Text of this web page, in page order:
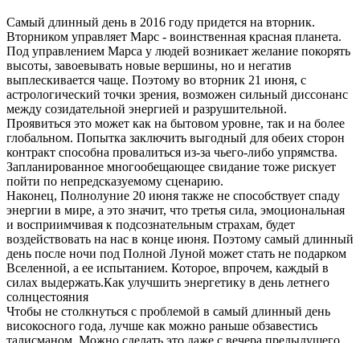
Самый длинный день в 2016 году придется на вторник.
Вторником управляет Марс - воинственная красная планета.
Под управлением Марса у людей возникает желание покорять
высоты, завоевывать новые вершины, но и негатив
выплескивается чаще. Поэтому во вторник 21 июня, с
астрологический точки зрения, возможен сильный диссонанс
между созидательной энергией и разрушительной.
Проявиться это может как на бытовом уровне, так и на более
глобальном. Попытка заключить выгодный для обеих сторон
контракт способна провалиться из-за чьего-либо упрямства.
Запланированное многообещающее свидание тоже рискует
пойти по непредсказуемому сценарию.
Наконец, Полнолуние 20 июня также не способствует спаду
энергии в мире, а это значит, что третья сила, эмоциональная
и восприимчивая к подсознательным страхам, будет
воздействовать на нас в конце июня. Поэтому самый длинный
день после ночи под Полной Луной может стать не подарком
Вселенной, а ее испытанием. Которое, впрочем, каждый в
силах выдержать.Как улучшить энергетику в день летнего
солнцестояния
Чтобы не столкнуться с проблемой в самый длинный день
високосного года, лучше как можно раньше обзавестись